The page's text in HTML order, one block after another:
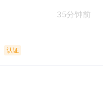
35分钟前
认证